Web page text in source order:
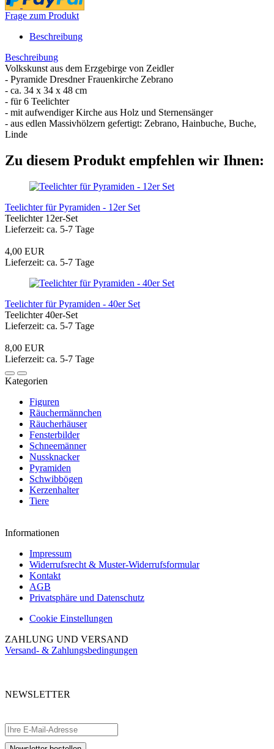
Frage zum Produkt
Beschreibung
Beschreibung
Volkskunst aus dem Erzgebirge von Zeidler
- Pyramide Dresdner Frauenkirche Zebrano
- ca. 34 x 34 x 48 cm
- für 6 Teelichter
- mit aufwendiger Kirche aus Holz und Sternensänger
- aus edlen Massivhölzern gefertigt: Zebrano, Hainbuche, Buche,
Linde
Zu diesem Produkt empfehlen wir Ihnen:
Teelichter für Pyramiden - 12er Set
Teelichter 12er-Set
Lieferzeit: ca. 5-7 Tage
4,00 EUR
Lieferzeit: ca. 5-7 Tage
Teelichter für Pyramiden - 40er Set
Teelichter 40er-Set
Lieferzeit: ca. 5-7 Tage
8,00 EUR
Lieferzeit: ca. 5-7 Tage
Kategorien
Figuren
Räuchermännchen
Räucherhäuser
Fensterbilder
Schneemänner
Nussknacker
Pyramiden
Schwibbögen
Kerzenhalter
Tiere
Informationen
Impressum
Widerrufsrecht & Muster-Widerrufsformular
Kontakt
AGB
Privatsphäre und Datenschutz
Cookie Einstellungen
ZAHLUNG UND VERSAND
Versand- & Zahlungsbedingungen
NEWSLETTER